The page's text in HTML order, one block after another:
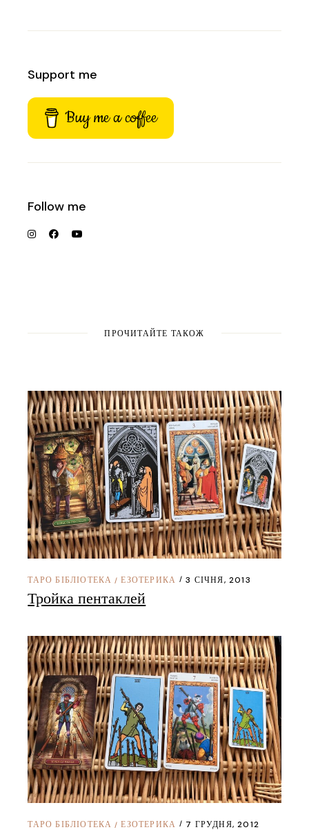
Support me
Buy me a coffee
Follow me
ПРОЧИТАЙТЕ ТАКОЖ
ТАРО БІБЛІОТЕКА /ЕЗОТЕРИКА 3 СІЧНЯ, 2013
Тройка пентаклей
ТАРО БІБЛІОТЕКА /ЕЗОТЕРИКА 7 ГРУДНЯ, 2012